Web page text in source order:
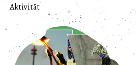
Aktivität